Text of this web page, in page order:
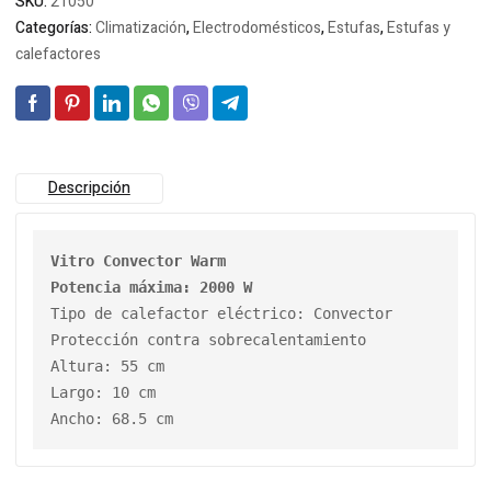
Categorías:Climatización,Electrodomésticos,Estufas,Estufas y
calefactores
Descripción
Vitro Convector Warm
Potencia máxima: 2000 W
Tipo de calefactor eléctrico
Protección contra sobrecalentamiento
Altura
Largo
Ancho: 68.5 cm